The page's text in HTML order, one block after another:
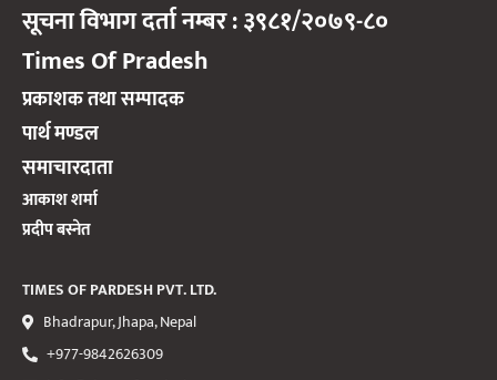
सूचना विभाग दर्ता नम्बर : ३९८१/२०७९-८०
Times Of Pradesh
प्रकाशक तथा सम्पादक
पार्थ मण्डल
समाचारदाता
आकाश शर्मा
प्रदीप बस्नेत
TIMES OF PARDESH PVT. LTD.
Bhadrapur, Jhapa, Nepal
+977-9842626309